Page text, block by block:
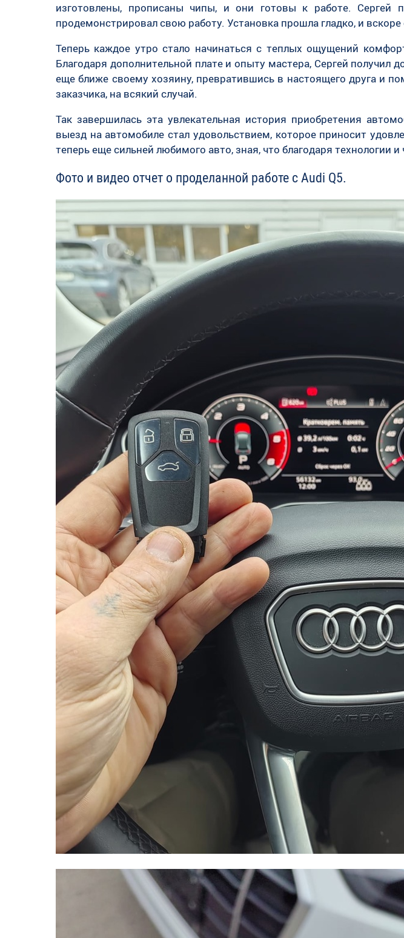
изготовлены, прописаны чипы, и они готовы к работе.
продемонстрировал свою работу. Установка прошла гладко, и
Теперь каждое утро стало начинаться с теплых ощущений
Благодаря дополнительной плате и опыту мастера, Сергей получил
еще ближе своему хозяину, превратившись в настоящего друга и
заказчика, на всякий случай.
Так завершилась эта увлекательная история приобретения
выезд на автомобиле стал удовольствием, которое приносит
теперь еще сильней любимого авто, зная, что благодаря
Фото и видео отчет о проделанной работе с Audi Q5.